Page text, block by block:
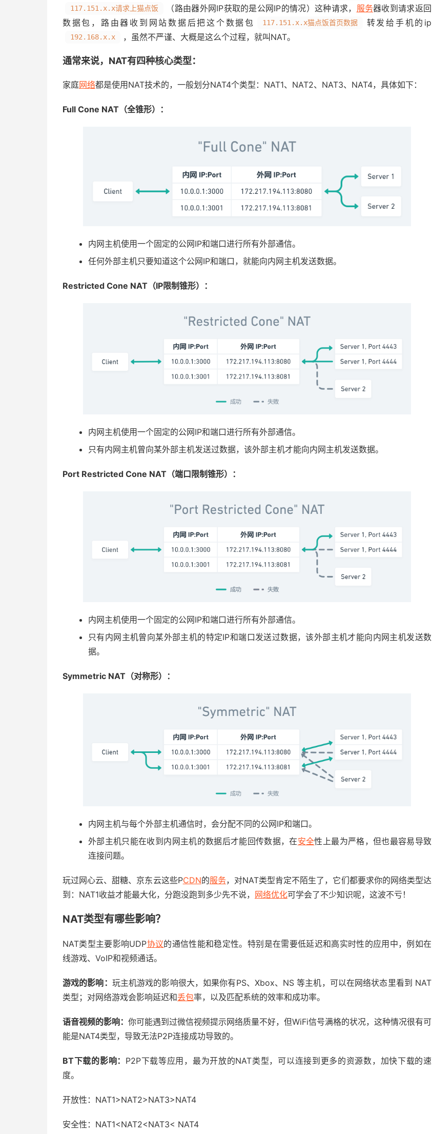
117.151.x.x请求上猫点饭 （路由器外网IP获取的是公网IP的情况）这种请求， 服务器收到请求返回
数据包，路由器收到网站数据后把这个数据包
117.151.x.x猫点饭首页数据 转发给手机的ip
192.168.x.x ，虽然不严谨、大概是这么个过程，就叫NAT。
通常来说，NAT有四种核心类型：
家庭网络都是使用NAT技术的，一般划分NAT4个类型：NAT1、NAT2、NAT3、NAT4，具体如下：
Full Cone NAT（全锥形）：
内网主机使用一个固定的公网IP和端口进行所有外部通信。
任何外部主机只要知道这个公网IP和端口，就能向内网主机发送数据。
Restricted Cone NAT（IP限制锥形）：
内网主机使用一个固定的公网IP和端口进行所有外部通信。
只有内网主机曾向某外部主机发送过数据，该外部主机才能向内网主机发送数据。
Port Restricted Cone NAT（端口限制锥形）：
内网主机使用一个固定的公网IP和端口进行所有外部通信。
只有内网主机曾向某外部主机的特定IP和端口发送过数据，该外部主机才能向内网主机发送数
据。
Symmetric NAT（对称形）：
内网主机与每个外部主机通信时，会分配不同的公网IP和端口。
外部主机只能在收到内网主机的数据后才能回传数据，在安全性上最为严格，但也最容易导致
连接问题。
玩过网心云、甜糖、京东云这些PCDN的服务，对NAT类型肯定不陌生了，它们都要求你的网络类型达
到：NAT1收益才能最大化，分跑没跑到多少先不说， 网络优化可学会了不少知识呢，这波不亏！
NAT类型有哪些影响？
NAT类型主要影响UDP协议的通信性能和稳定性。特别是在需要低延迟和高实时性的应用中，例如在
线游戏、VoIP和视频通话。
游戏的影响： 玩主机游戏的影响很大，如果你有PS、Xbox、NS 等主机，可以在网络状态里看到 NAT
类型；对网络游戏会影响延迟和丢包率，以及匹配系统的效率和成功率。
语音视频的影响： 你可能遇到过微信视频提示网络质量不好，但WiFi信号满格的状况，这种情况很有可
能是NAT4类型，导致无法P2P连接成功导致的。
BT下载的影响： P2P下载等应用，最为开放的NAT类型，可以连接到更多的资源数，加快下载的速
度。
开放性：NAT1>NAT2>NAT3>NAT4
安全性：NAT1<NAT2<NAT3< NAT4